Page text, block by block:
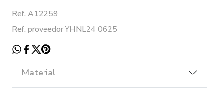
Ref. A12259
Ref. proveedor YHNL24 0625
Material